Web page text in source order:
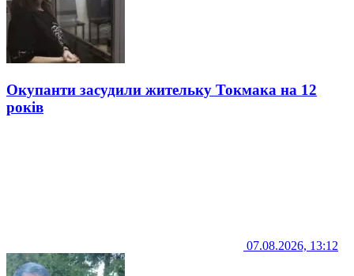
Окупанти засудили жительку Токмака на 12
років
07.08.2026, 13:12